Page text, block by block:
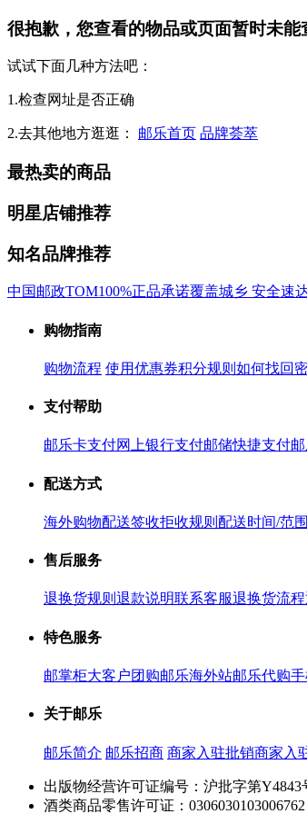
很抱歉，您查看的物品或页面暂时未能
试试下面几种方法吧：
1.检查网址是否正确
2.去其他地方逛逛： 邮乐首页 品牌荟萃
最热卖的商品
明星店铺推荐
知名品牌推荐
中国邮政TOM100%正品承诺覆盖城乡 安全速
购物指南
购物流程 使用优惠券积分规则 如何找回
支付帮助
邮乐卡支付网上银行支付邮储快捷支付
配送方式
海外购物配送签收拒收规则 配送时间/范
售后服务
退换货规则 退款说明联系客服退换货流程
特色服务
邮掌柜大客户团购邮乐海外站邮乐代购
关于邮乐
邮乐简介 邮乐招商 商家入驻批销商家入
出版物经营许可证编号：沪批字第Y4843
酒类商品零售许可证：0306030103006762